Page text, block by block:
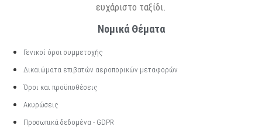
ευχάριστο ταξίδι.
Νομικά Θέματα
Γενικοί όροι συμμετοχής
Δικαιώματα επιβατών αεροπορικών μεταφορών
Όροι και προϋποθέσεις
Ακυρώσεις
Προσωπικά δεδομένα - GDPR